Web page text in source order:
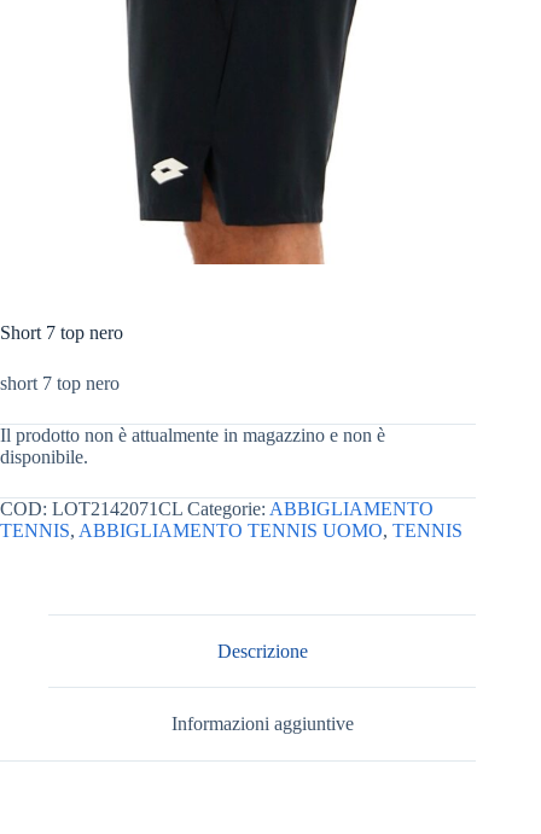
Short 7 top nero
short 7 top nero
Il prodotto non è attualmente in magazzino e non è
disponibile.
COD: LOT2142071CL Categorie: ABBIGLIAMENTO
TENNIS, ABBIGLIAMENTO TENNIS UOMO, TENNIS
Descrizione
Informazioni aggiuntive